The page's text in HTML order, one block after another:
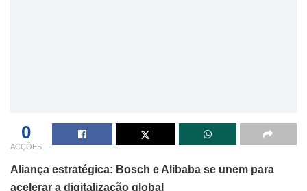
0
ACÇÕES
Aliança estratégica: Bosch e Alibaba se unem para
acelerar a digitalização global